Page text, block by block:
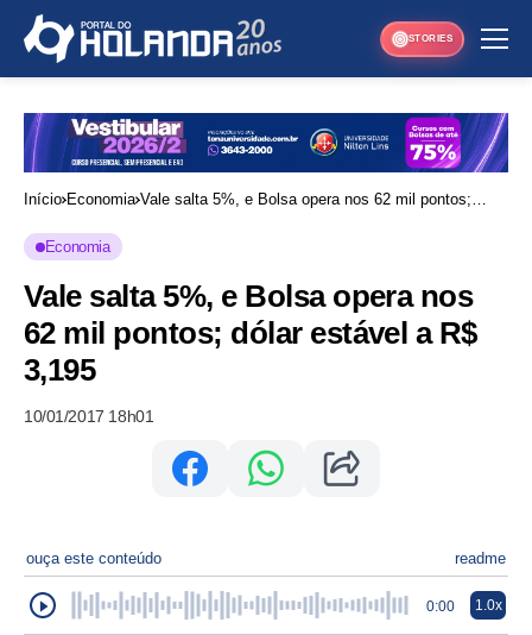
STORIES
Início Economia Vale salta 5%, e Bolsa opera nos 62 mil pontos;
Economia
Vale salta 5%, e Bolsa opera nos
62 mil pontos; dólar estável a R$
3,195
10/01/2017 18h01
ouça este conteúdo readme
0:00 1.0x